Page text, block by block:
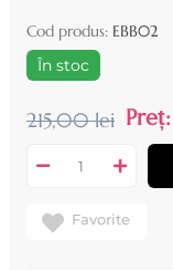
Cod produs: EBB02
În stoc
215,00 lei Preț:
Favorite